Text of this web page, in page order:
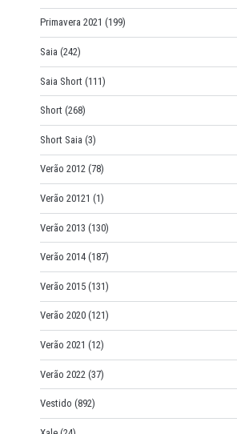
Primavera 2021 (199)
Saia (242)
Saia Short (111)
Short (268)
Short Saia (3)
Verão 2012 (78)
Verão 20121 (1)
Verão 2013 (130)
Verão 2014 (187)
Verão 2015 (131)
Verão 2020 (121)
Verão 2021 (12)
Verão 2022 (37)
Vestido (892)